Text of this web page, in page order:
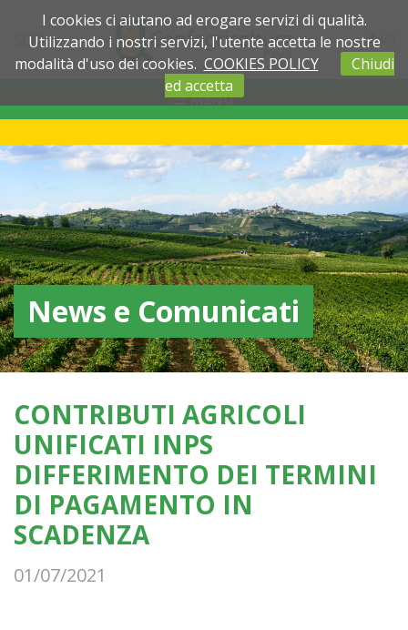
SEDI
MENU
News e Comunicati
CONTRIBUTI AGRICOLI
UNIFICATI INPS
DIFFERIMENTO DEI TERMINI
DI PAGAMENTO IN
SCADENZA
01/07/2021
I cookies ci aiutano ad erogare servizi di qualità.
Utilizzando i nostri servizi, l'utente accetta le nostre
modalità d'uso dei cookies. COOKIES POLICY
Chiudi
ed accetta